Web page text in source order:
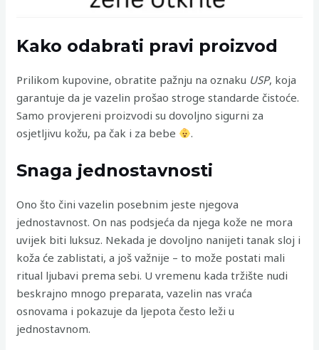
Kako odabrati pravi proizvod
Prilikom kupovine, obratite pažnju na oznaku USP, koja
garantuje da je vazelin prošao stroge standarde čistoće.
Samo provjereni proizvodi su dovoljno sigurni za
osjetljivu kožu, pa čak i za bebe
.
Snaga jednostavnosti
Ono što čini vazelin posebnim jeste njegova
jednostavnost. On nas podsjeća da njega kože ne mora
uvijek biti luksuz. Nekada je dovoljno nanijeti tanak sloj i
koža će zablistati, a još važnije – to može postati mali
ritual ljubavi prema sebi. U vremenu kada tržište nudi
beskrajno mnogo preparata, vazelin nas vraća
osnovama i pokazuje da ljepota često leži u
jednostavnom.